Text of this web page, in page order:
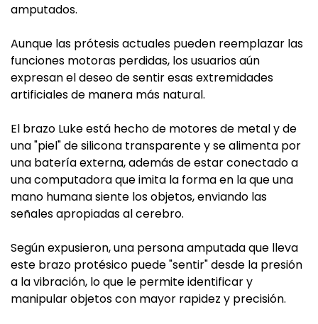
amputados.
Aunque las prótesis actuales pueden reemplazar las
funciones motoras perdidas, los usuarios aún
expresan el deseo de sentir esas extremidades
artificiales de manera más natural.
El brazo Luke está hecho de motores de metal y de
una "piel" de silicona transparente y se alimenta por
una batería externa, además de estar conectado a
una computadora que imita la forma en la que una
mano humana siente los objetos, enviando las
señales apropiadas al cerebro.
Según expusieron, una persona amputada que lleva
este brazo protésico puede "sentir" desde la presión
a la vibración, lo que le permite identificar y
manipular objetos con mayor rapidez y precisión.